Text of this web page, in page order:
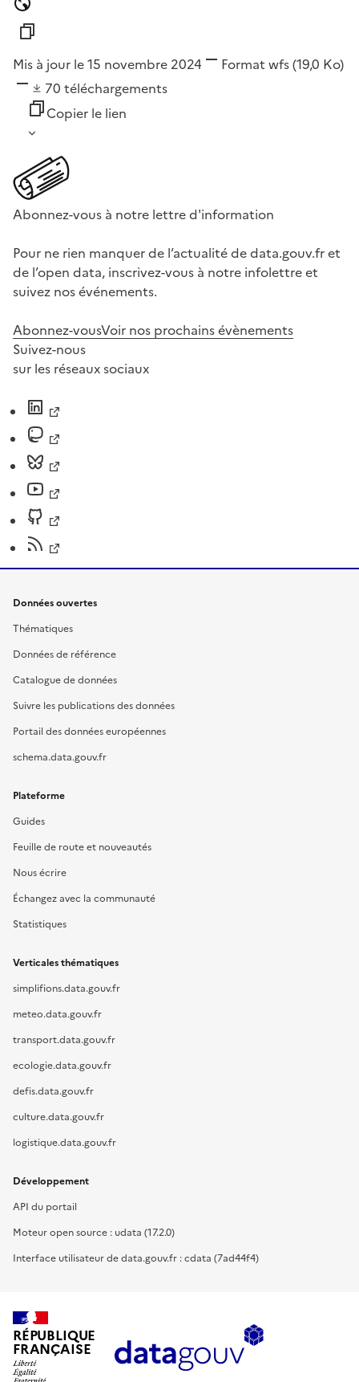
Mis à jour le 15 novembre 2024 Format wfs(19,0 Ko)
70 téléchargements
Copier le lien
Abonnez-vous à notre lettre d'information
Pour ne rien manquer de l’actualité de data.gouv.fr et
de l’open data, inscrivez-vous à notre infolettre et
suivez nos événements.
Abonnez-vousVoir nos prochains évènements
Suivez-nous
sur les réseaux sociaux
Données ouvertes
Thématiques
Données de référence
Catalogue de données
Suivre les publications des données
Portail des données européennes
schema.data.gouv.fr
Plateforme
Guides
Feuille de route et nouveautés
Nous écrire
Échangez avec la communauté
Statistiques
Verticales thématiques
simplifions.data.gouv.fr
meteo.data.gouv.fr
transport.data.gouv.fr
ecologie.data.gouv.fr
defis.data.gouv.fr
culture.data.gouv.fr
logistique.data.gouv.fr
Développement
API du portail
Moteur open source : udata (17.2.0)
Interface utilisateur de data.gouv.fr : cdata (7ad44f4)
RÉPUBLIQUE
FRANÇAISE